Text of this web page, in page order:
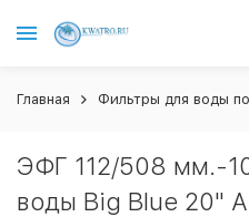
Главная Фильтры для воды
ЭФГ 112/508 мм.-
воды Big Blue 20"